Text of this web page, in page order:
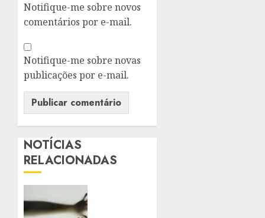
Notifique-me sobre novos
comentários por e-mail.
Notifique-me sobre novas
publicações por e-mail.
NOTÍCIAS
RELACIONADAS